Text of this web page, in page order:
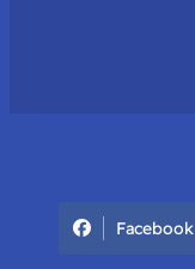
Facebook